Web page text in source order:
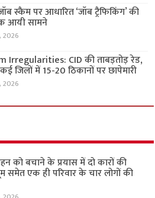
स्कैम पर आधारित ‘जॉब ट्रैफिकिंग’ की
आयी सामने
2026
Irregularities: CID की ताबड़तोड़ रेड,
जिलों में 15-20 ठिकानों पर छापेमारी
2026
को बचाने के प्रयास में दो कारों की
समेत एक ही परिवार के चार लोगों की